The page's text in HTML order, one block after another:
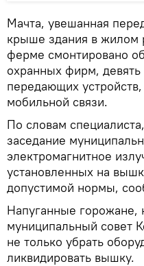
Мачта, увешанная
крыше здания в жилом
ферме смонтировано
охранных фирм,
передающих
мобильной связи.
По словам
заседание
электромагнитное
установленных на
допустимой нормы,
Напуганные
муниципальный совет
не только убрать
ликвидировать вышку.